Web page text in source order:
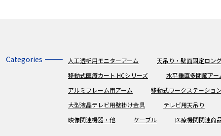
Categories 人工透析用モニターアーム
天吊り・壁面固定ロン
移動式医療カート HCシリーズ
水平垂直多関節アー
アルミフレーム用アーム
移動式ワークステーショ
大型液晶テレビ用壁掛け金具
テレビ用天吊り
映像関連機器・他
ケーブル 医療機関関連商